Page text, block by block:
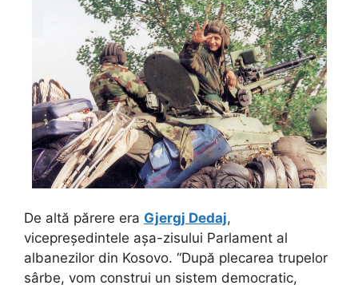
De altă părere era Gjergj Dedaj,
vicepreședintele așa-zisului Parlament al
albanezilor din Kosovo. “După plecarea trupelor
sârbe, vom construi un sistem democratic,